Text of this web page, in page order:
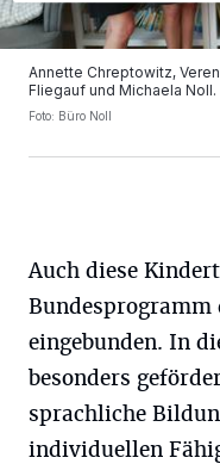
Annette Chreptowitz,
Fliegauf und Michaela Noll.
Foto: Büro Noll
Auch diese
eingebunden. In
besonders
sprachliche
individuellen